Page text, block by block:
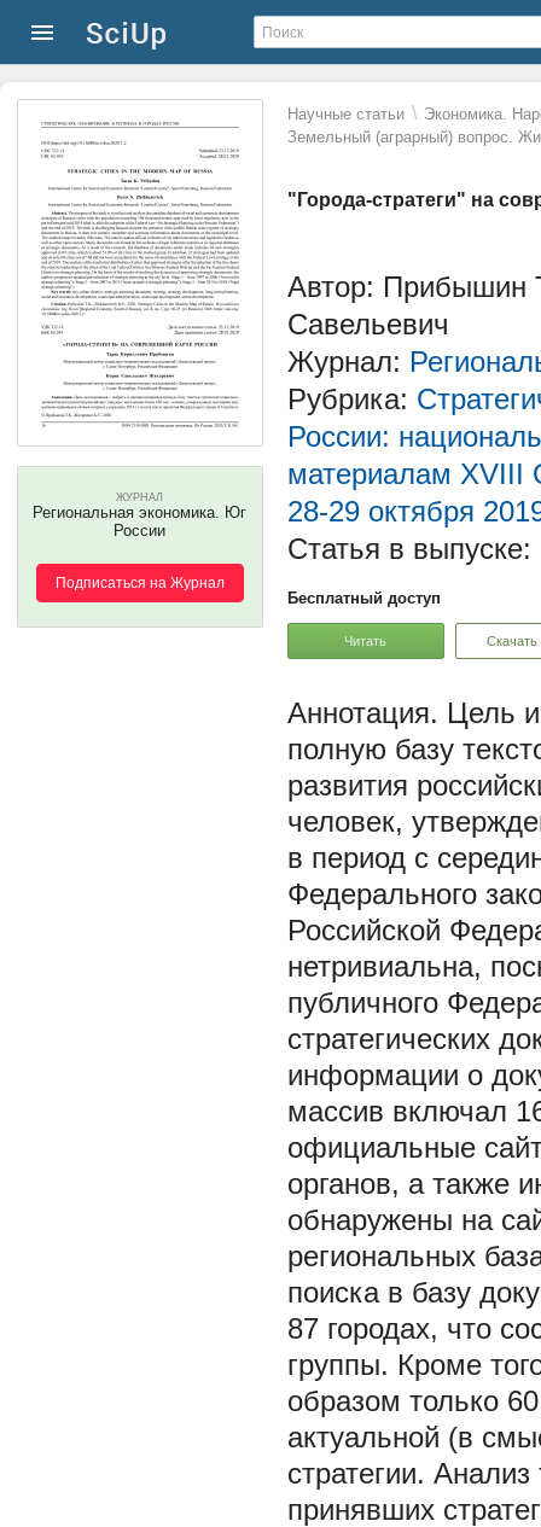
Научные статьи \ Экономика.
Земельный (аграрный) вопрос.
"Города-стратеги" на
ЖУРНАЛ
Региональная экономика. Юг
России
Подписаться на Журнал
Автор: Прибышин
Савельевич
Журнал:
Рубрика:
России:
материалам XVIII
28-29 октября
Статья в выпуске:
Бесплатный доступ
Читать Скачать
Цель
полную базу
развития
человек,
в период с
Федерального
Российской
нетривиальна,
публичного
стратегических
информации о
массив включал
официальные
органов, а также
обнаружены на
региональных
поиска в базу
87 городах, что
группы. Кроме
образом только
актуальной (в
стратегии.
принявших